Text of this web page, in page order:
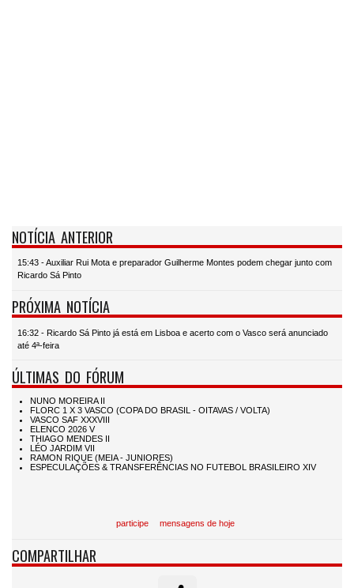
NOTÍCIA ANTERIOR
15:43 - Auxiliar Rui Mota e preparador Guilherme Montes podem chegar junto com
Ricardo Sá Pinto
PRÓXIMA NOTÍCIA
16:32 - Ricardo Sá Pinto já está em Lisboa e acerto com o Vasco será anunciado
até 4ª-feira
ÚLTIMAS DO FÓRUM
participe mensagens de hoje
COMPARTILHAR